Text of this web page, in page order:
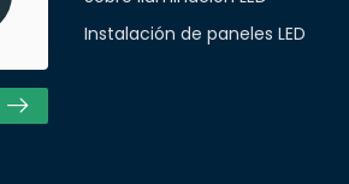
Instalación de paneles LED